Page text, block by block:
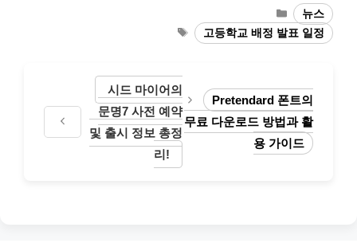
Categories
뉴스
Tags고등학교 배정 발표 일정
시드 마이어의
문명7 사전 예약
및 출시 정보 총정
리!
Pretendard 폰트의
무료 다운로드 방법과 활
용 가이드